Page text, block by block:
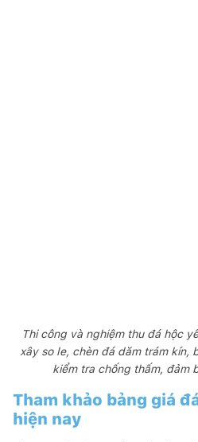
Thi công và nghiệm thu đá hộc
xây so le, chèn đá dăm trám kín,
kiểm tra chống thấm, đảm
Tham khảo bảng giá
hiện nay